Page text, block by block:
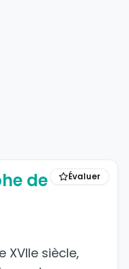
Évaluer
de
XVIIe siècle,